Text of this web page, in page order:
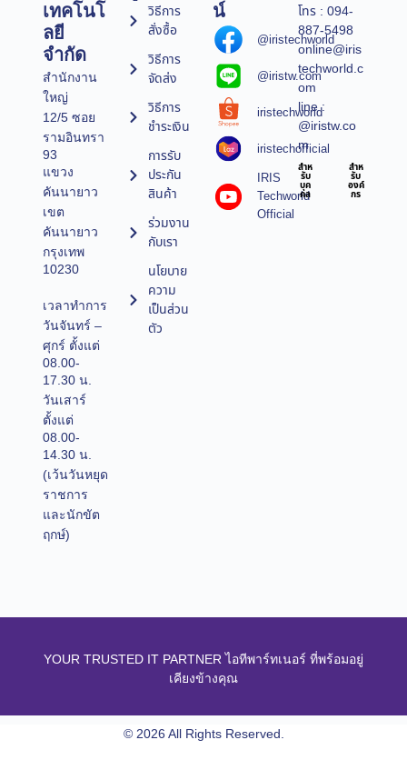
เทคโนโ
ลยี
จำกัด
สำนักงาน
ใหญ่
12/5 ซอย
รามอินทรา
93
แขวง
คันนายาว
เขต
คันนายาว
กรุงเทพ
10230
เวลาทำการ
วันจันทร์ –
ศุกร์ ตั้งแต่
08.00-
17.30 น.
วันเสาร์
ตั้งแต่
08.00-
14.30 น.
(เว้นวันหยุด
ราชการ
และนักขัต
ฤกษ์)
วิธีการ
สั่งซื้อ
วิธีการ
จัดส่ง
วิธีการ
ชำระเงิน
การรับ
ประกัน
สินค้า
ร่วมงาน
กับเรา
นโยบาย
ความ
เป็นส่วน
ตัว
น์
@iristechworld
@iristw.com
iristechworld
iristechofficial
IRIS
Techworld
Official
โทร : 094-
887-5498
online@iris
techworld.c
om
line :
@iristw.co
m
สำห
รับ
บุค
คล
สำห
รับ
องค์
กร
YOUR TRUSTED IT PARTNER ไอทีพาร์ทเนอร์ ที่พร้อมอยู่
เคียงข้างคุณ
© 2026 All Rights Reserved.